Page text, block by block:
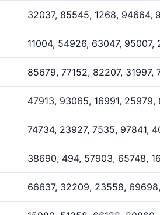
32037, 85545, 1268, 94664,
11004, 54926, 63047, 95007,
85679, 77152, 82207, 31997,
47913, 93065, 16991, 25979,
74734, 23927, 7535, 97841,
38690, 494, 57903, 65748,
66637, 32209, 23558,